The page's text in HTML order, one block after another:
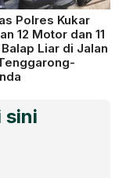
Polres Kukar
12 Motor dan 11
Liar di Jalan
sini